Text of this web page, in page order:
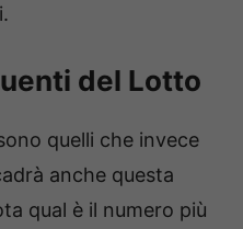
del Lotto
quelli che invece
anche questa
qual è il numero più